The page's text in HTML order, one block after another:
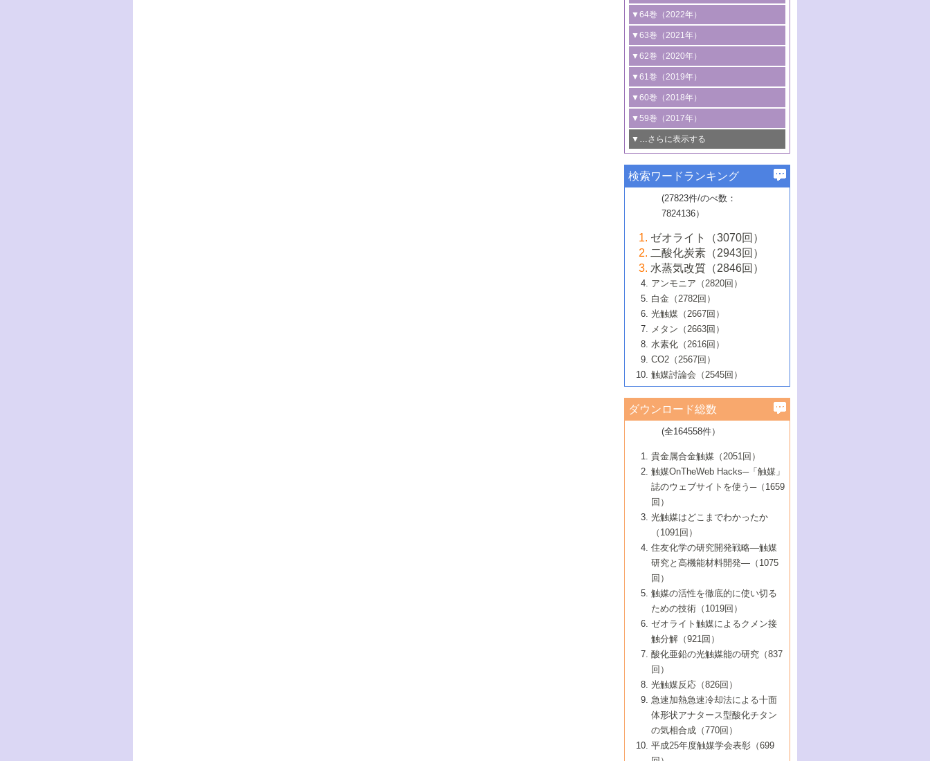
3号 有機分子変換やCO 資源化のための
光触媒に関する最近の研究
B号 第137回触媒討論会（2026年）
2号 水素製造のための水分解技術に関す
る最近の研究
3号 オレフィン系樹脂の精密合成に関す
る最新技術
4号 アルコール類の効率的変換を実現す
る非貴金属触媒の研究動向
5号 ゼオライトの合成と応用における研
究動向
6号 ヘテロ接合界面
B号 第135回触媒討論会（2025年）
2号 規制反応場を活用した固体触媒研究
の新展開
3号 未踏分子変換を目指した酸化触媒プ
ロセスの最前線
4号 シンクロトロン放射光および中性子
線を利用した触媒解析技術の最先端
5号 単原子触媒
6号 参照触媒委員会からのお知らせ
B号 第133回触媒討論会（2023年）
1号 炭素が関わる触媒機能
2号 プラスチックケミカルリサイクルの
ための触媒技術
3号 非酸化物系金属化合物を基盤とした
触媒材料の開発
4号 格子酸素・格子酸素欠陥を利用した
触媒反応
5号 生体触媒によるエネルギー変換反応
6号 窒素とリンの循環のための触媒・機
能性材料
▼64巻（2022年）
1号 合成ガス製造とCOを用いるケミカル
ズ合成の最新動向
2号 化学品合成のための合金触媒開発
3号 CO の排出削減および有効活用のた
めの触媒技術
4号 若手による情報発信企画～とびたて
若き触媒の研究者たち～（1）
若き触媒の研究者たち～（2）
6号 石油のノーブル・ユースを志向した
触媒技術
大学：オンライン・対面開催）
▼63巻（2021年）
1号 金触媒の新展開
2号 ペロブスカイト
3号 特殊反応場を利用した触媒的分子変
換反応
4号 多孔質材料を用いた触媒の新展開
5号 情報学的手法を用いた触媒開発
6号 カーボンニュートラルに向けた電解
技術
B号 第127回触媒討論会（2021年・オン
ライン開催(Zoom)のみ）
▼62巻（2020年）
1号 触媒設計を拓く欠陥構造のキャラク
タリゼーション
2号 機能化学品製造に資するクリーンな
触媒的酸化反応
3号 水処理のための触媒化学
4号 光触媒を用いた水分解の最新の研究
動向
5号 次世代の触媒プロセスを支えるマイ
6号 メタン転換技術の最新動向
B号 第125回触媒討論会（2020年・工学
院大学）
▼61巻（2019年）
1号 物質移動制御に着目した触媒プロセ
ス開発
2号 CO2 フリー水素サプライチェーンに
関わる触媒開発動向
3号 精密高分子合成に関する最近の研究
動向
4号 バイオマス化成品製造のための触媒
5号 固体触媒による含窒素有機化合物変
換の最前線
6号 貴金属使用量低減に向けた自動車排
ガス浄化触媒の開発
B号 第123回触媒討論会（2019年・大阪
▼60巻（2018年）
1号 固体酸触媒の最新の研究動向
2号 二酸化炭素からの有用化学品合成
3号 ナノ粒子・クラスター触媒の最前線
4号 60周年記念企画
5号 進化するゼオライト合成技術
6号 非貴金属系触媒における電気化学的
B号 第121回触媒討論会（2018年・東京
大学）
▼59巻（2017年）
1号 いたるところに，触媒
最先端技術
3号 無機分離膜材料の開発と触媒反応プ
ロセスへの適用
5号 水素のふるまいを解き明かす最先端
研究
6号 低級アルカンの有効利用のための触
媒技術
B号 第119回触媒討論会（2017年・首都
大学東京）
▼…さらに表示する
1号 ユニークな構造の高分子を生み出す触
2号 リグニンからの化成品製造に向けた触
媒技術
3号 触媒研究の最先端～とびたて若き研究
者たち～（1）
4号 触媒研究の最先端～とびたて若き研究
者たち～（2）
5号 触媒研究の最先端～とびたて若き研究
者たち～（3）
6号 イオニクス材料と燃料電池・電解合成
の最新の研究動向
B号 第117回触媒討論会（2016年・大阪府
立大学）
▼57巻（2015年）
1号 水素キャリアにかかわる触媒技術の新
2号 石油精製用触媒の最近の進展
3号 固体酸化物形燃料電池（SOFC）におけ
るアノード触媒上での燃料直接改質技術
4号 コアシェル構造の制御による触媒機能
5号 工業触媒およびその周辺技術の最近の
進歩
6号 ナノシート
B号 第115回触媒討論会（2015年・成蹊大
▼56巻（2014年）
2号 光触媒反応機構に関する最新の研究動
向
開発動向
4号 人工光合成に向けた近年のアプローチ
5号 未利用熱エネルギーの有効活用に貢献
する触媒技術
6号 ポリオキソメタレート
B号 第113回触媒討論会（2014年・ロワジ
ールホテル豊橋）
1号 高耐久性燃料電池システム用触媒にお
ける新展開
2号 リビングラジカル重合の最近の動向
3号 天然ガスの化学工業的展開に関する触
媒技術
4号 貴金属触媒の精密構造制御とその活用
5号 バイオマス化成品製造のための固体触
6号 ナノ空間─吸着状態解析から新機能開拓
B号 第111回触媒討論会（2013年・関西大
▼54巻（2012年）
1号 規則性多孔体の利用技術における最近
の進歩
2号 第109回触媒討論会
3号 貴金属低減技術の最新動向
4号 貴金属代替技術の最新動向
5号 光触媒による物質変換反応の新展開
6号 グラフェン
7号 水素を利用する化成品合成の新潮流
▼53巻（2011年）
1号 金属学から見る合金触媒の新展開
2号 第107回触媒討論会
3号 触媒のその場観察法の進歩（１）
4号 触媒のその場観察法の進歩（２）
5号 不活性結合の触媒的活性化による有機
合成
6号 新しい固体酸触媒技術
7号 ゼオライト合成における最近の進歩
▼52巻（2010年）
1号 触媒の劣化対策と長寿命触媒開発
2号 第105回触媒討論会
3号 ナノ構造が拓く新機能
4号 活性サイトおよびその環境の精密な設
計による触媒の高機能化
5号 触媒を有効に使うための技術
7号 有機分子触媒による精密有機合成
8号 高機能化ポリオレフィンに向けた重合
触媒の最近の進展
1号 炭素材料－熱い注目を集める材料－
2号 第103回触媒討論会
3号 環境浄化用光触媒の現状と課題
4号 水素社会の実現に向けた水素製造・貯
蔵技術の進歩
5号 CO2が関わる触媒・材料
7号 持続可能社会実現のための触媒および
触媒関連技術
▼50巻（2008年）
1号 触媒化学と学会のこの10年，半世紀，
そして未来
2号 第101回触媒討論会
4号 錯体を利用したユニークな表面構造の
構築と機能
5号 若手会員による触媒研究の未来展望1：
企業編
6号 第102回触媒討論会
7号 触媒・化学反応における計算化学の進
8号 若手研究者による触媒研究の未来展望
2：大学・研究所編
▼49巻（2007年）
1号 含フッ素化合物の合成と触媒
2号 第99回触媒討論会
3号 実用的ファインケミカル合成プロセス
を実現する触媒
5号 こんな物質，あんな物質―新たな触媒
の可能性―
7号 『結晶の化学』を活かした触媒研究
8号 イオン液体の応用
▼48巻（2006年）
1号 固体酸触媒の最近の進歩
2号 第97回触媒討論会
3号 リビング重合触媒の最近の展開
5号 水素製造・貯蔵のための触媒技術の新
しい展開
6号 第98回触媒討論会
7号 基礎化学品製造の触媒技術
8号 多機能型リアクター
1号 最近の触媒担体とその効果
2号 第95回触媒討論会
4号 水分解用光触媒材料
5号 時間分解分光の進歩と応用
6号 第96回触媒討論会
8号 超臨界流体を用いた化学プロセスの新
▼46巻（2004年）
1号 部分酸化反応触媒の最前線
2号 第93回触媒討論会
3号 特殊エネルギー場の触媒反応
4号 生体内における金属の触媒作用
5号 ファインケミカルズの展開に寄与する
6号 第94回触媒討論会
7号 サブナノレベルでみた新しい表面現象
8号 オレフィン重合触媒の新たな展
▼45巻（2003年）
1号 なぜこの触媒が良いのか？
2号 第91回触媒討論会
3号 最近の自動車排ガス処理技術
4号 触媒研究の現状と将来─第90回触媒討論
5号 基礎化学品製造の触媒技術
6号 第92回触媒討論会
7号 基礎化学品製造の触媒技術
8号 資源の循環と触媒技術
▼44巻（2002年）
1号 高次制御された触媒の化学
2号 第89回触媒討論会
3号 触媒を利用した電気化学の新展開
4号 ナノ材料の調製と機能化
5号 こんな触媒が欲しい
6号 第90回触媒討論会
7号 触媒研究と学術雑誌/情報
8号 若い世代からみた触媒化学の現状と未
▼43巻（2001年）
1号 グリーンケミストリーと触媒
2号 第87回触媒討論会特集号
3号 生体触媒とバイオプロセス
4号 水素製造・利用の触媒化学
5号 触媒研究における新しい切り口：コン
ビナトリアルケミストリー
6号 第88回触媒討論会特集号
7号 企業における触媒研究のブレークスル
8号 この材料を触媒として使ってみません
▼42巻（2000年）
1号 触媒反応工学の明日を拓く
2号 第85回触媒討論会
3号 反応ダイナミクス
5号 触媒のおもしろさをどのように伝える
6号 第86回触媒討論会
7号 水素化精製触媒の新しい展開
8号 新しい反応性と機能性を目指した金属
クラスタ-化学
▼41巻（1999年）
1号 孔、穴、あな?-特異な空間とその利用-
2号 第83回触媒討論会
3号 均一系触媒反応最前線
4号 実用炭素材料の新展開
5号 研究の方法論を考える
7号 機能性金属材料と触媒
8号 触媒研究へのNMRの応用と展望
▼40巻（1998年）
進展と21世紀への提言/創立40周年記念・触
媒学会この10年の歩みとこれから/創立40周
2号 第81回触媒討論会
3号 計算機触媒化学へのさそい
4号 触媒劣化の制御と予測
5号 最新の実用プロセスと触媒
6号 第82回触媒討論会
7号 ナノ構造体の化学
8号 あの反応は今
1号 均一系と不均一系触媒反応-その特徴と
接点
2号 第79回触媒討論会
3号 最新NO除去触媒の実用化研究
4号 新しい反応場を目指した触媒調製
5号 反応・分離技術の新しい展開
6号 第80回触媒討論会
8号 AFMでみる世界
▼38巻（1996年）
1号 触媒の構造と触媒作用/C1化学を中心と
する21世紀への触媒
3号 オリンピックメダル:金・銀・銅はどん
な触媒作用を示すか
4号 触媒作用における機能の複合化
5号 未来を拓け！若手研究者
6号 第78回触媒討論会
7号 ダイナミックな領域への触媒研究の展
開/C1化学を中心とする21世紀への触媒
▼37巻（1995年）
1号 ファインケミカルズと固体触媒
2号 第75回触媒討論会
3号 希土類を利用した触媒
4号 触媒とリサイクル
5号 エネルギー変換触媒
6号 第76回触媒討論会
7号 表面吸着相の新しい展開
8号 マイクロポーラス・クリスタル触媒の
▼36巻（1994年）
1号 電気化学と触媒
2号 第73回触媒討論会
3号 C4化学の展開
4号 《通常号》
5号 《通常号》
6号 第74回触媒討論会
▼35巻（1993年）
1号 工業触媒開発マニュアル―探索から工
業化まで
2号 第71回触媒討論会
3号 研究開発のうらおもて―着想と展開
4号 触媒劣化と寿命の予測
5号 環境に優しい触媒
▼34巻（1992年）
1号 インパクトを与えたこの研究
2号 第69回触媒討論会
3号 ケミカルズ合成触媒―新しい展開と応
▼33巻（1991年）
1号 触媒プロセス開発マニュアル―探索か
ら工業化まで，知っておきたいこと PartII
2号 第67回触媒討論会
▼32巻（1990年）
1号 21世紀に向けて触媒研究の飛躍をめざ
す―触媒化学の裾野を広げよう
2号 第65回触媒討論会
▼31巻（1989年）
1号 情報科学と反応設計・材料設計
▼30巻（1988年）
検索ワードランキング
(27823件/のべ数：
7824136）
ゼオライト（3070回）
二酸化炭素（2943回）
水蒸気改質（2846回）
アンモニア（2820回）
白金（2782回）
光触媒（2667回）
メタン（2663回）
水素化（2616回）
CO2（2567回）
触媒討論会（2545回）
ダウンロード総数
(全164558件）
貴金属合金触媒（2051回）
触媒OnTheWeb Hacks─「触媒」
誌のウェブサイトを使う─（1659
回）
光触媒はどこまでわかったか
（1091回）
住友化学の研究開発戦略―触媒
研究と高機能材料開発―（1075
回）
触媒の活性を徹底的に使い切る
ための技術（1019回）
ゼオライト触媒によるクメン接
触分解（921回）
酸化亜鉛の光触媒能の研究（837
回）
光触媒反応（826回）
急速加熱急速冷却法による十面
体形状アナタース型酸化チタン
の気相合成（770回）
平成25年度触媒学会表彰（699